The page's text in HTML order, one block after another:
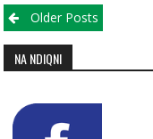
Posts navigation
Older Posts
NA NDIQNI